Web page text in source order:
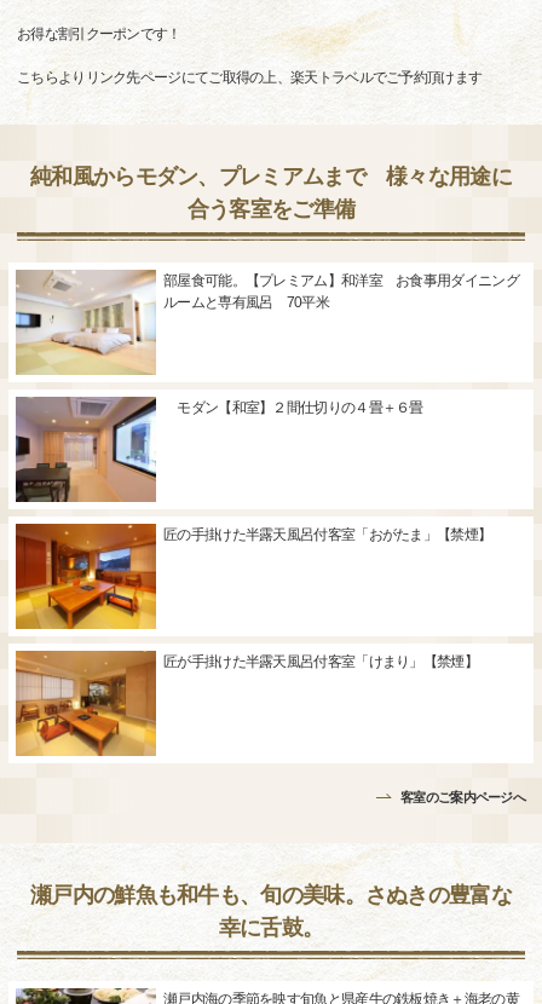
お得な割引クーポンです！
こちらよりリンク先ページにてご取得の上、楽天トラベルでご予約頂けます
純和風からモダン、プレミアムまで 様々な用途に
合う客室をご準備
部屋食可能。【プレミアム】和洋室 お食事用ダイニング
ルームと専有風呂 70平米
モダン【和室】２間仕切りの４畳＋６畳
匠の手掛けた半露天風呂付客室「おがたま」【禁煙】
匠が手掛けた半露天風呂付客室「けまり」【禁煙】
客室のご案内ページへ
瀬戸内の鮮魚も和牛も、旬の美味。さぬきの豊富な
幸に舌鼓。
瀬戸内海の季節を映す旬魚と県産牛の鉄板焼き＋海老の黄